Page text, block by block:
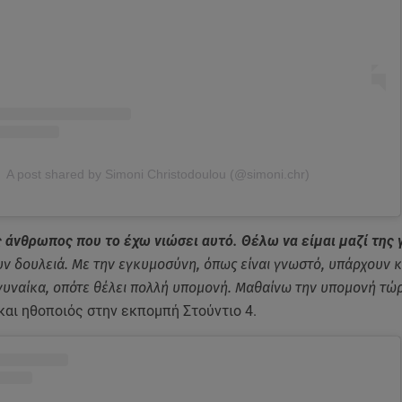
A post shared by Simoni Christodoulou (@simoni.chr)
που το έχω νιώσει αυτό. Θέλω να είμαι μαζί της
δουλειά. Με την εγκυμοσύνη, όπως είναι γνωστό, υπάρχουν
οπότε θέλει πολλή υπομονή. Μαθαίνω την υπομονή
ηθοποιός στην εκπομπή Στούντιο 4.